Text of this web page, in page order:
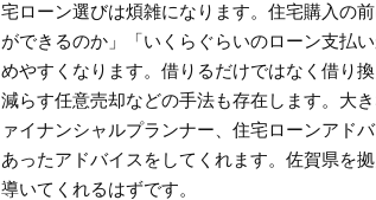
宅ローン選びは煩雑になります。住宅購入の
ができるのか」「いくらぐらいのローン支払
めやすくなります。借りるだけではなく借り
減らす任意売却などの手法も存在します。大
ァイナンシャルプランナー、住宅ローンアド
あったアドバイスをしてくれます。佐賀県を
導いてくれるはずです。